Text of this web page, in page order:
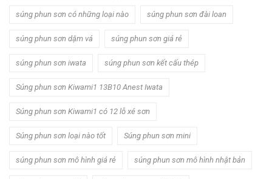
súng phun sơn có những loại nào súng phun sơn đài loan
súng phun sơn dặm vá súng phun sơn giá rẻ
súng phun sơn iwata súng phun sơn kết cấu thép
Súng phun sơn Kiwami1 13B10 Anest Iwata
Súng phun sơn Kiwami1 có 12 lỗ xé sơn
Súng phun sơn loại nào tốt Súng phun sơn mini
súng phun sơn mô hình giá rẻ súng phun sơn mô hình nhật bản